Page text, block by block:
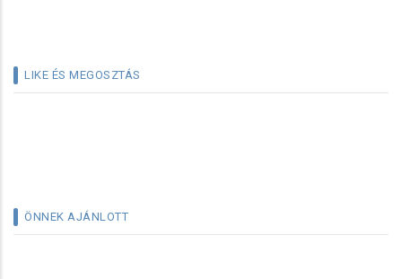
LIKE ÉS MEGOSZTÁS
ÖNNEK AJÁNLOTT